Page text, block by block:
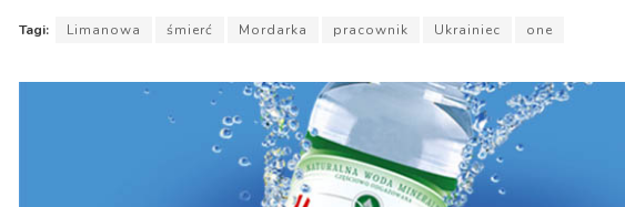
Tagi: Limanowa śmierć Mordarka pracownik Ukrainiec one